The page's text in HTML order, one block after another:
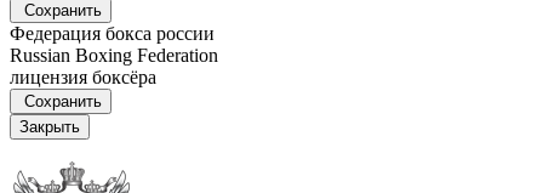
Сохранить
Федерация бокса россии
Russian Boxing Federation
лицензия боксёра
Сохранить
Закрыть